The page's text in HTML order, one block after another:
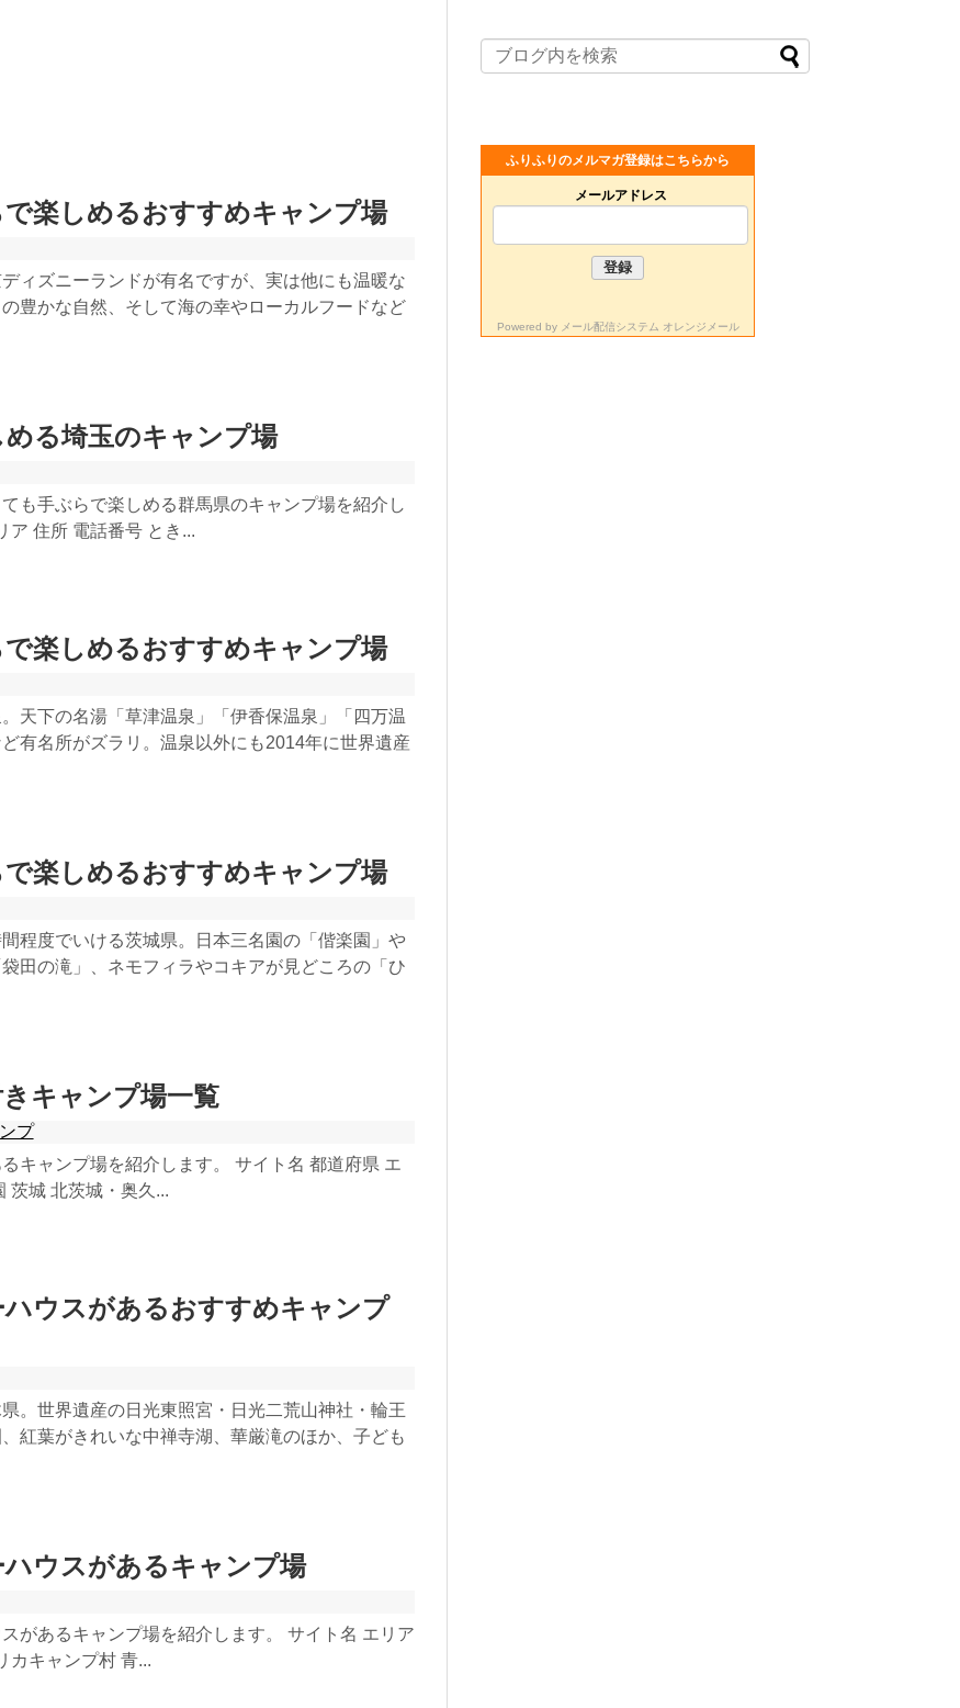
楽しめるおすすめキャンプ場
ィズニーランドが有名ですが、実は他にも温暖な
豊かな自然、そして海の幸やローカルフードなど
る埼玉のキャンプ場
も手ぶらで楽しめる群馬県のキャンプ場を紹介し
ア 住所 電話番号 とき...
楽しめるおすすめキャンプ場
天下の名湯「草津温泉」「伊香保温泉」「四万温
有名所がズラリ。温泉以外にも2014年に世界遺産
楽しめるおすすめキャンプ場
程度でいける茨城県。日本三名園の「偕楽園」や
田の滝」、ネモフィラやコキアが見どころの「ひ
キャンプ場一覧
プ
キャンプ場を紹介します。 サイト名 都道府県 エ
茨城 北茨城・奥久...
ウスがあるおすすめキャンプ
。世界遺産の日光東照宮・日光二荒山神社・輪王
紅葉がきれいな中禅寺湖、華厳滝のほか、子ども
ウスがあるキャンプ場
があるキャンプ場を紹介します。 サイト名 エリア
カキャンプ村 青...
ふりふりのメルマガ登録はこちらから
メールアドレス
Powered by メール配信システム オレンジメール